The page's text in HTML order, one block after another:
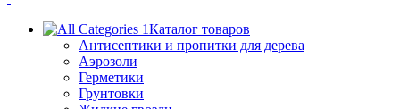
Каталог товаров
Антисептики и пропитки для дерева
Аэрозоли
Герметики
Грунтовки